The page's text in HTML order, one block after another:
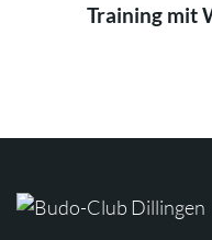
Training mit